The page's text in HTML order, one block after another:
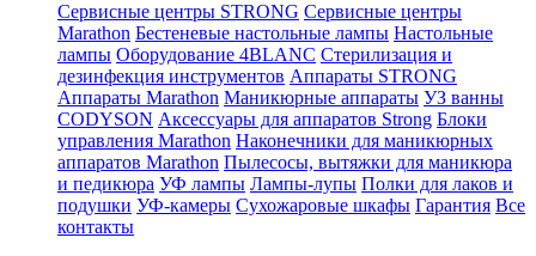
Сервисные центры STRONG Сервисные центры
Marathon Бестеневые настольные лампы Настольные
лампы Оборудование 4BLANC Стерилизация и
дезинфекция инструментов Аппараты STRONG
Аппараты Marathon Маникюрные аппараты УЗ ванны
CODYSON Аксессуары для аппаратов Strong Блоки
управления Marathon Наконечники для маникюрных
аппаратов Marathon Пылесосы, вытяжки для маникюра
и педикюра УФ лампы Лампы-лупы Полки для лаков и
подушки УФ-камеры Сухожаровые шкафы Гарантия Все
контакты